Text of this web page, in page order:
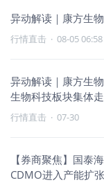
异动解读｜康方生
行情直击 · 08-05 06:58
异动解读｜康方生
生物科技板块集体
行情直击 · 07-30
【券商聚焦】国泰
CDMO进入产能扩